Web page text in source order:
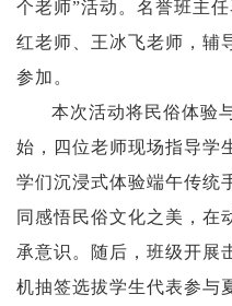
个老师”活动。名誉班主
红老师、王冰飞老师，辅
参加。
本次活动将民俗体验
始，四位老师现场指导学
学们沉浸式体验端午传统
同感悟民俗文化之美，在
承意识。随后，班级开展
机抽签选拔学生代表参与